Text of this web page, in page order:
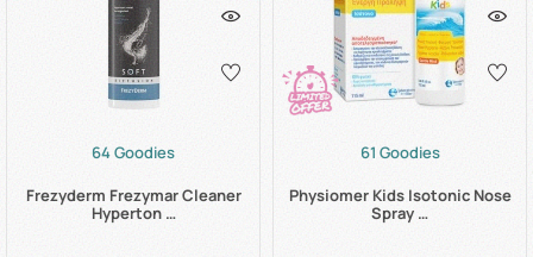
64 Goodies
Frezyderm Frezymar Cleaner
Hyperton …
61 Goodies
Physiomer Kids Isotonic Nose
Spray …